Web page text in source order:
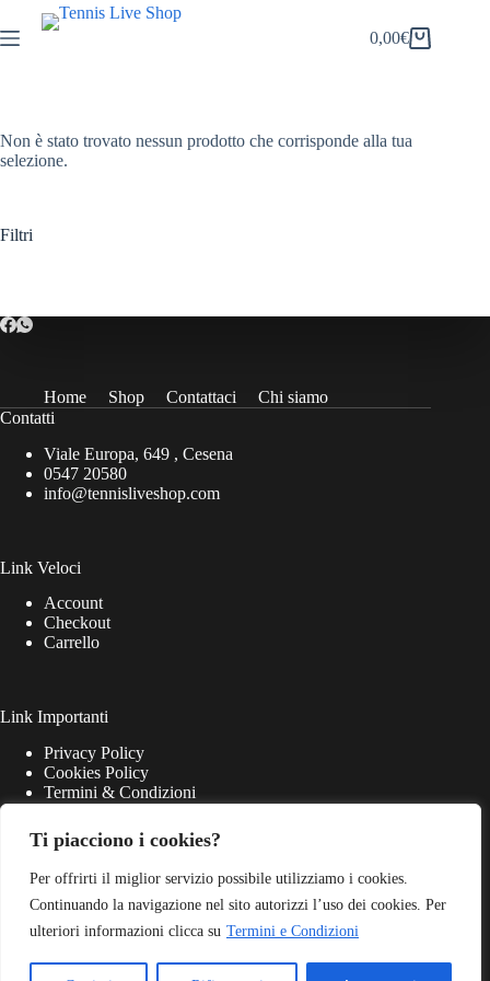
Ti piacciono i cookies?
Per offrirti il miglior servizio possibile utilizziamo i cookies.
Continuando la navigazione nel sito autorizzi l’uso dei cookies. Per
ulteriori informazioni clicca su Termini e Condizioni
al
contenuto
Carrello
0,00€
Non è stato trovato nessun prodotto che corrisponde alla tua
selezione.
Filtri
Home Shop Contattaci
Chi siamo
Contatti
Viale Europa, 649 , Cesena
0547 20580
info@tennisliveshop.com
Link Veloci
Account
Checkout
Carrello
Link Importanti
Privacy Policy
Cookies Policy
Termini & Condizioni